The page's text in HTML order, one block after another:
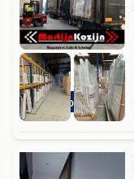
Grote voorraad!!